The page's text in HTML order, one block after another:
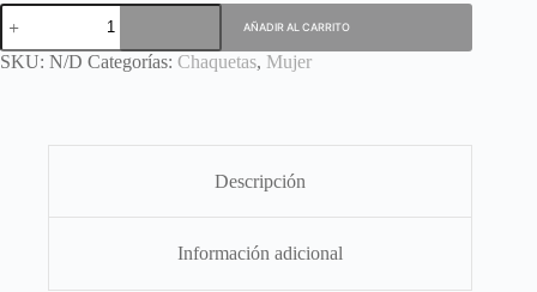
Chaqueta
polar
fleece
palo
AÑADIR AL CARRITO
SKU: N/D Categorías: Chaquetas, Mujer
Descripción
Información adicional